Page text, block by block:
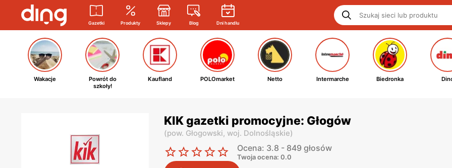
Gazetki Produkty Sklepy Blog Dni handlu
Wakacje
Powrót do
szkoły!
Kaufland POLOmarket Netto Intermarche Biedronka
KIK gazetki promocyjne: Głogów
(pow. Głogowski, woj. Dolnośląskie)
Ocena: 3.8 - 849 głosów
Twoja ocena: 0.0